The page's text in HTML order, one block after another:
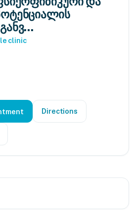
clinic
Directions